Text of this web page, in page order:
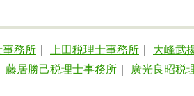
事務所 上田税理士事務所 大峰武
藤居勝己税理士事務所 廣光良昭税